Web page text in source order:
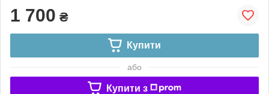
1 700 ₴
Купити
або
Купити з